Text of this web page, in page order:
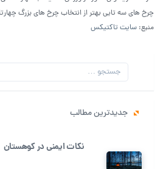
چرخ های سه تایی بهتر از انتخاب چرخ های بزرگ
منبع: سایت تاکتیکس
جستجو
جدیدترین مطالب
نکات ایمنی در کوهستان